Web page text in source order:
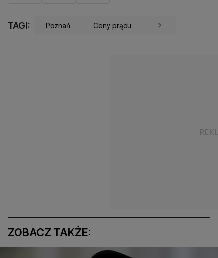
TAGI: Poznań Ceny prądu
ZOBACZ TAKŻE: